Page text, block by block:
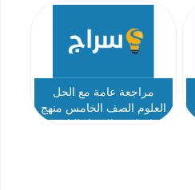
الخامس
مراجعة عامة مع الحل
العلوم الصف الخامس منهج